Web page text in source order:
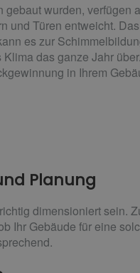
wurden,
und Türen entweicht.
es zur
das ganze Jahr
in Ihrem
Planung
dimensioniert sein.
Ihr Gebäude für eine